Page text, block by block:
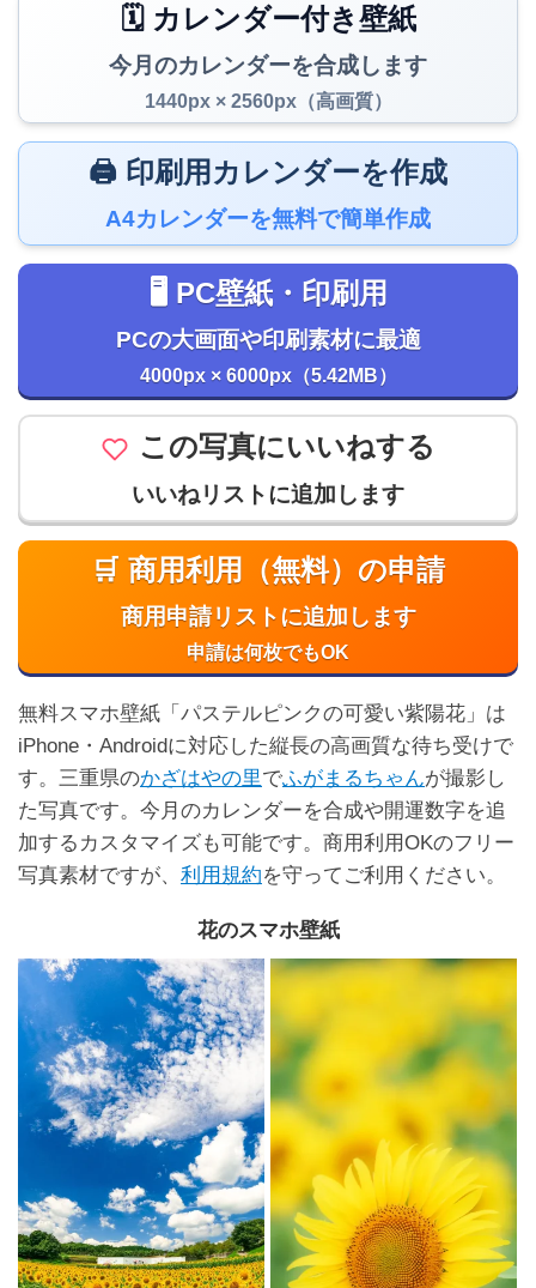
🗓️ カレンダー付き壁紙
今月のカレンダーを合成します
1440px × 2560px（高画質）
🖨️ 印刷用カレンダーを作成
A4カレンダーを無料で簡単作成
🖥️ PC壁紙・印刷用
PCの大画面や印刷素材に最適
4000px × 6000px（5.42MB）
この写真にいいねする
いいねリストに追加します
🛒 商用利用（無料）の申請
商用申請リストに追加します
申請は何枚でもOK
無料スマホ壁紙「パステルピンクの可愛い紫陽花」は
iPhone・Androidに対応した縦長の高画質な待ち受けで
す。三重県のかざはやの里でふがまるちゃんが撮影し
た写真です。今月のカレンダーを合成や開運数字を追
加するカスタマイズも可能です。商用利用OKのフリー
写真素材ですが、 利用規約を守ってご利用ください。
花のスマホ壁紙